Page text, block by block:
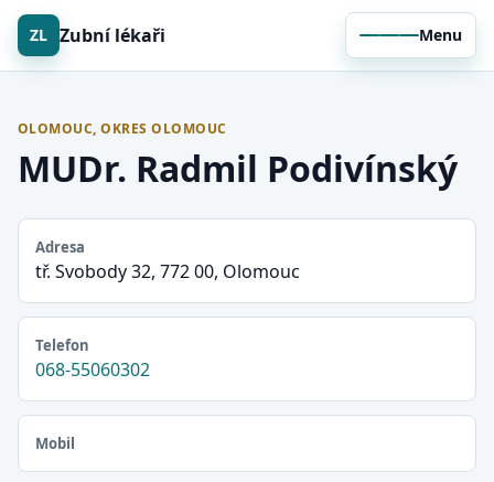
ZL Zubní lékaři Menu
OLOMOUC, OKRES OLOMOUC
MUDr. Radmil Podivínský
Adresa
tř. Svobody 32, 772 00, Olomouc
Telefon
068-55060302
Mobil